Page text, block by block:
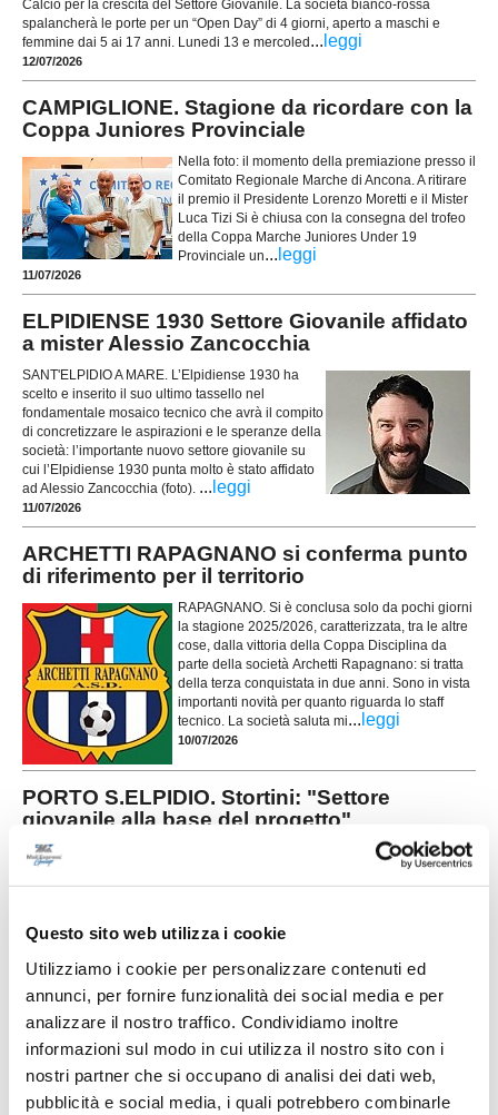
Questo sito web utilizza i cookie
Utilizziamo i cookie per personalizzare contenuti ed
annunci, per fornire funzionalità dei social media e per
analizzare il nostro traffico. Condividiamo inoltre
informazioni sul modo in cui utilizza il nostro sito con i
nostri partner che si occupano di analisi dei dati web,
pubblicità e social media, i quali potrebbero combinarle
Calcio per la crescita del Settore Giovanile. La società bianco-rossa
spalancherà le porte per un “Open Day” di 4 giorni, aperto a maschi e
femmine dai 5 ai 17 anni. Lunedi 13 e mercoled... leggi
12/07/2026
CAMPIGLIONE. Stagione da ricordare con la
Coppa Juniores Provinciale
Nella foto: il momento della premiazione presso il
Comitato Regionale Marche di Ancona. A ritirare
il premio il Presidente Lorenzo Moretti e il Mister
Luca Tizi Si è chiusa con la consegna del trofeo
della Coppa Marche Juniores Under 19
Provinciale un... leggi
11/07/2026
ELPIDIENSE 1930 Settore Giovanile affidato
a mister Alessio Zancocchia
SANT'ELPIDIO A MARE. L’Elpidiense 1930 ha
scelto e inserito il suo ultimo tassello nel
fondamentale mosaico tecnico che avrà il compito
di concretizzare le aspirazioni e le speranze della
società: l’importante nuovo settore giovanile su
cui l’Elpidiense 1930 punta molto è stato affidato
ad Alessio Zancocchia (foto). ... leggi
11/07/2026
ARCHETTI RAPAGNANO si conferma punto
di riferimento per il territorio
RAPAGNANO. Si è conclusa solo da pochi giorni
la stagione 2025/2026, caratterizzata, tra le altre
cose, dalla vittoria della Coppa Disciplina da
parte della società Archetti Rapagnano: si tratta
della terza conquistata in due anni. Sono in vista
importanti novità per quanto riguarda lo staff
tecnico. La società saluta mi... leggi
10/07/2026
PORTO S.ELPIDIO. Stortini: "Settore
giovanile alla base del progetto"
Fabio Stortini (foto) è il nuovo presidente del Porto Sant'Elpidio e si
racconta nella sua prima intervista ufficiale. Presidente, qu
leggi
08/07/2026
FERMANA e USA FERMO insieme per
rilanciare il settore giovanile
La Fermana Football Club rafforza il proprio
progetto dedicato ai giovani e guarda al territorio
come punto di partenza per costruire il futuro. La
società gialloblù ha infatti ufficializzato un
con l'obiettivo di sviluppare un p...leggi
04/07/2026